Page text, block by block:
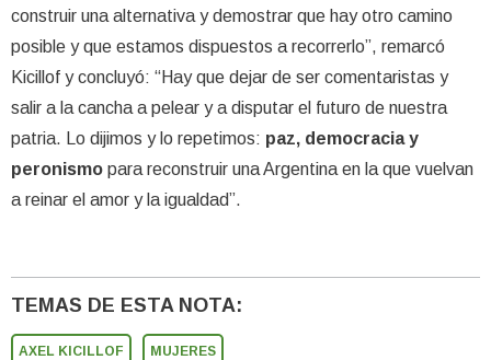
construir una alternativa y demostrar que hay otro camino
posible y que estamos dispuestos a recorrerlo”, remarcó
Kicillof y concluyó: “Hay que dejar de ser comentaristas y
salir a la cancha a pelear y a disputar el futuro de nuestra
patria. Lo dijimos y lo repetimos: paz, democracia y
peronismo para reconstruir una Argentina en la que vuelvan
a reinar el amor y la igualdad”.
TEMAS DE ESTA NOTA:
AXEL KICILLOF MUJERES